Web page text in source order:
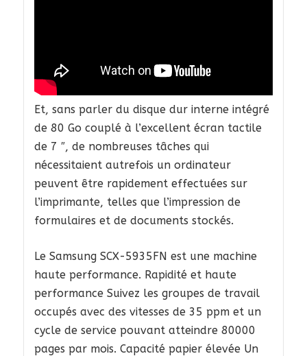
Et, sans parler du disque dur interne intégré
de 80 Go couplé à l’excellent écran tactile
de 7 ″, de nombreuses tâches qui
nécessitaient autrefois un ordinateur
peuvent être rapidement effectuées sur
l’imprimante, telles que l’impression de
formulaires et de documents stockés.
Le Samsung SCX-5935FN est une machine
haute performance. Rapidité et haute
performance Suivez les groupes de travail
occupés avec des vitesses de 35 ppm et un
cycle de service pouvant atteindre 80000
pages par mois. Capacité papier élevée Un